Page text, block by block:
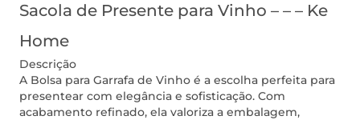
Sacola de Presente para Vinho – – – Ke
Home
Descrição
A Bolsa para Garrafa de Vinho é a escolha perfeita para
presentear com elegância e sofisticação. Com
acabamento refinado, ela valoriza a embalagem,